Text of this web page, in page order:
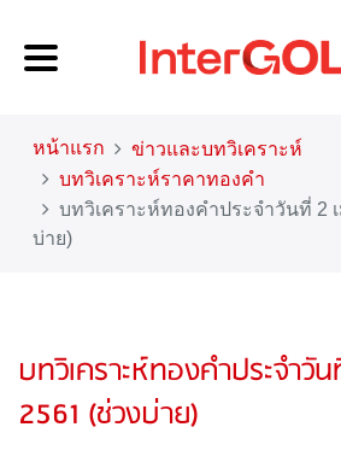
หน้าแรก
ข่าวและบทวิเคราะห์
บทวิเคราะห์ราคาทองคำ
บทวิเคราะห์ทองคำประจำวันที่ 2
บ่าย)
บทวิเคราะห์ทองคำประจำวั
2561 (ช่วงบ่าย)